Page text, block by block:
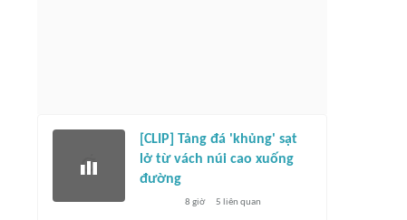
[CLIP] Tảng đá 'khủng' sạt
lở từ vách núi cao xuống
đường
8 giờ 5 liên quan